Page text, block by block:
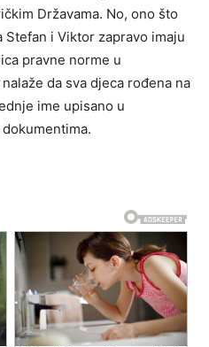
Državama. No, ono što
i Viktor zapravo imaju
pravne norme u
da sva djeca rođena na
ime upisano u